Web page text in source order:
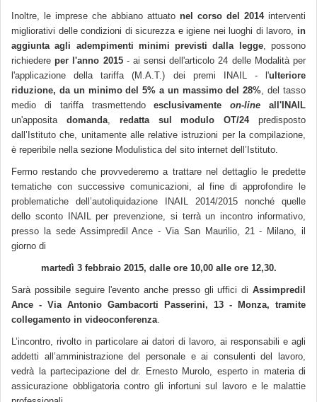
Inoltre, le imprese che abbiano attuato nel corso del 2014 interventi
migliorativi delle condizioni di sicurezza e igiene nei luoghi di lavoro, in
aggiunta agli adempimenti minimi previsti dalla legge, possono
richiedereper l'anno 2015 - ai sensi dell'articolo 24 delle Modalità per
l'applicazione della tariffa (M.A.T.) dei premi INAIL - l'ulteriore
riduzione, da un minimo del 5% a un massimo del 28%, del tasso
medio di tariffa trasmettendoesclusivamente on-lineall'INAIL
un'apposita domanda, redatta sul modulo OT/24predisposto
dall’Istituto che, unitamente alle relative istruzioni per la compilazione,
è reperibile nella sezione Modulistica del sito internet dell’Istituto.
Fermo restando che provvederemo a trattare nel dettaglio le predette
tematiche con successive comunicazioni, al fine di approfondire le
problematiche dell’autoliquidazione INAIL 2014/2015 nonché quelle
dello sconto INAIL per prevenzione, si terrà un incontro informativo,
presso la sede Assimpredil Ance - Via San Maurilio, 21 - Milano, il
giorno di
martedì 3 febbraio 2015, dalle ore 10,00 alle ore 12,30.
Sarà possibile seguire l'evento anche presso gli uffici di Assimpredil
Ance - Via Antonio Gambacorti Passerini, 13 - Monza, tramite
collegamento in videoconferenza.
L’incontro, rivolto in particolare ai datori di lavoro, ai responsabili e agli
addetti all’amministrazione del personale e ai consulenti del lavoro,
vedrà la partecipazione del dr. Ernesto Murolo, esperto in materia di
assicurazione obbligatoria contro gli infortuni sul lavoro e le malattie